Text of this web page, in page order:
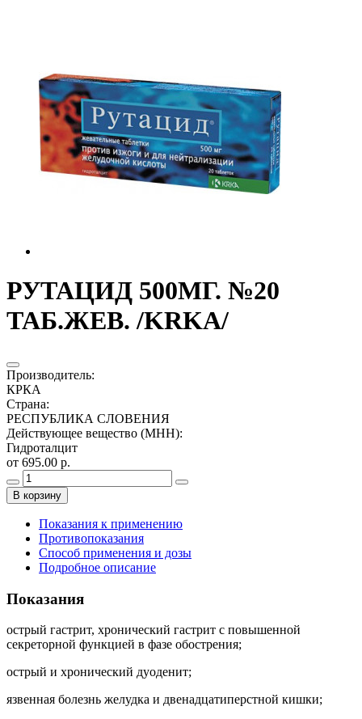
РУТАЦИД 500МГ. №20
ТАБ.ЖЕВ. /KRKA/
Производитель:
КРКА
Страна:
РЕСПУБЛИКА СЛОВЕНИЯ
Действующее вещество (МНН):
Гидроталцит
от 695.00 р.
В корзину
Показания к применению
Противопоказания
Способ применения и дозы
Подробное описание
Показания
острый гастрит, хронический гастрит с повышенной
секреторной функцией в фазе обострения;
острый и хронический дуоденит;
язвенная болезнь желудка и двенадцатиперстной кишки;